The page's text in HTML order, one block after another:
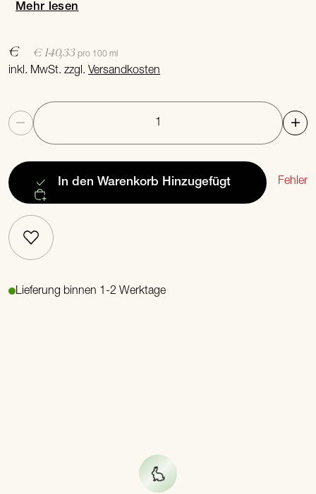
Mehr lesen
€ € 140,33 pro 100 ml
inkl. MwSt. zzgl.Versandkosten
Anzahl
In den Warenkorb Hinzugefügt Fehler
Lieferung binnen 1-2 Werktage